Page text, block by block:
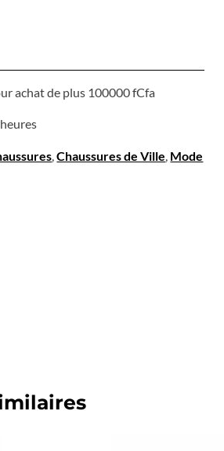
achat de plus 100000 fCfa
,Chaussures de Ville Mode